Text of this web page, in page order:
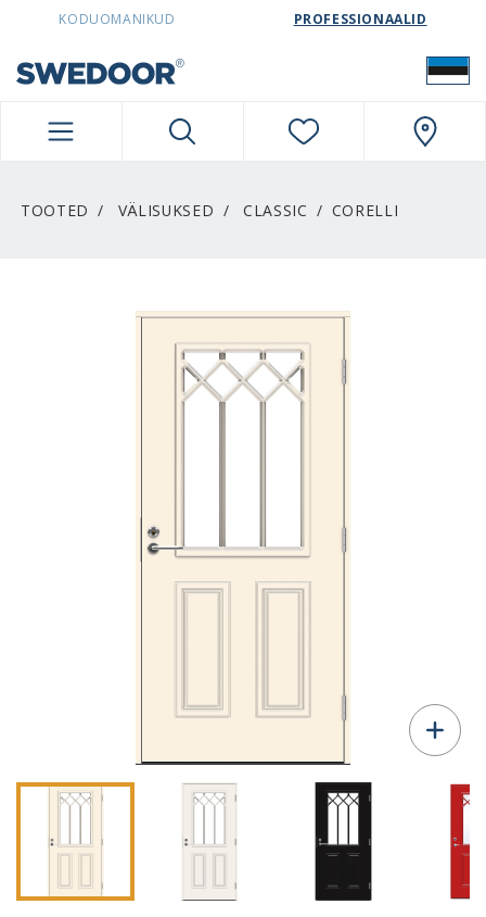
SWEDOORESTONIA NAVIGATION
KODUOMANIKUD PROFESSIONAALID
TOOTED VÄLISUKSED CLASSIC CORELLI